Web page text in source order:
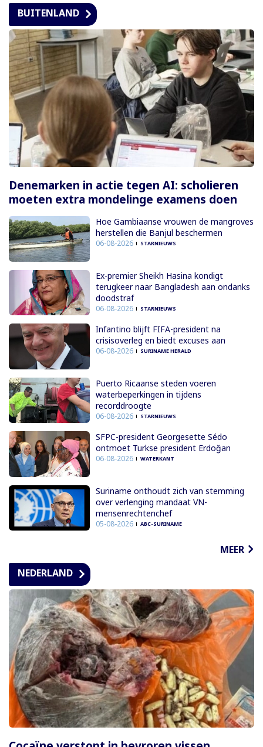
BUITENLAND
Denemarken in actie tegen AI: scholieren
moeten extra mondelinge examens doen
Hoe Gambiaanse vrouwen de mangroves
herstellen die Banjul beschermen
06-08-2026 STARNIEUWS
Ex-premier Sheikh Hasina kondigt
terugkeer naar Bangladesh aan ondanks
doodstraf
06-08-2026 STARNIEUWS
Infantino blijft FIFA-president na
crisisoverleg en biedt excuses aan
06-08-2026 SURINAME HERALD
Puerto Ricaanse steden voeren
waterbeperkingen in tijdens
recorddroogte
06-08-2026 STARNIEUWS
SFPC-president Georgesette Sédo
ontmoet Turkse president Erdoğan
06-08-2026 WATERKANT
Suriname onthoudt zich van stemming
over verlenging mandaat VN-
mensenrechtenchef
05-08-2026 ABC-SURINAME
MEER
NEDERLAND